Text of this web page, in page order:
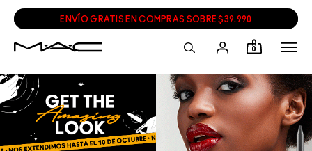
ENVÍO GRATIS EN COMPRAS SOBRE $39.990
0